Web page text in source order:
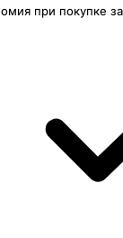
при покупке